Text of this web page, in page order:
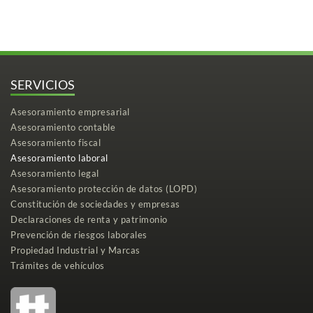
SERVICIOS
Asesoramiento empresarial
Asesoramiento contable
Asesoramiento fiscal
Asesoramiento laboral
Asesoramiento legal
Asesoramiento protección de datos (LOPD)
Constitución de sociedades y empresas
Declaraciones de renta y patrimonio
Prevención de riesgos laborales
Propiedad Industrial y Marcas
Trámites de vehículos